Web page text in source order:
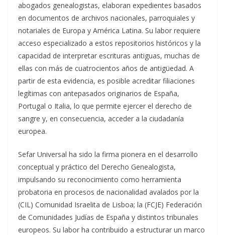
abogados genealogistas, elaboran expedientes basados
en documentos de archivos nacionales, parroquiales y
notariales de Europa y América Latina. Su labor requiere
acceso especializado a estos repositorios históricos y la
capacidad de interpretar escrituras antiguas, muchas de
ellas con más de cuatrocientos años de antigüedad. A
partir de esta evidencia, es posible acreditar filiaciones
legítimas con antepasados originarios de España,
Portugal o Italia, lo que permite ejercer el derecho de
sangre y, en consecuencia, acceder a la ciudadanía
europea.
Sefar Universal ha sido la firma pionera en el desarrollo
conceptual y práctico del Derecho Genealogista,
impulsando su reconocimiento como herramienta
probatoria en procesos de nacionalidad avalados por la
(CIL) Comunidad Israelita de Lisboa; la (FCJE) Federación
de Comunidades Judías de España y distintos tribunales
europeos. Su labor ha contribuido a estructurar un marco